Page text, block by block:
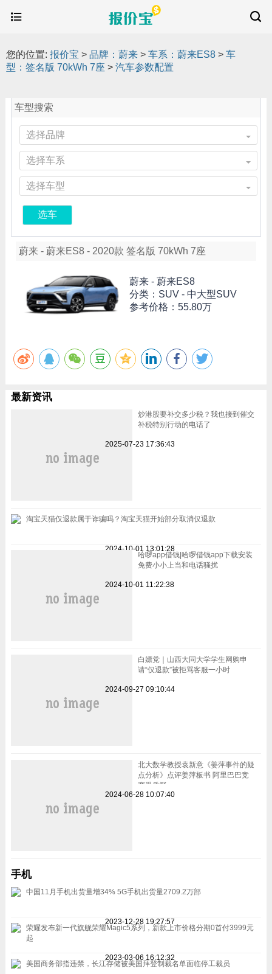
您的位置: 报价宝 > 品牌：蔚来 > 车系：蔚来ES8 > 车
型：签名版 70kWh 7座 > 汽车参数配置
车型搜索
选择品牌
选择车系
选择车型
选车
蔚来 - 蔚来ES8 - 2020款 签名版 70kWh 7座
蔚来 - 蔚来ES8
分类：SUV - 中大型SUV
参考价格： 55.80万
最新资讯
炒港股要补交多少税？我也接到催交
补税特别行动的电话了
2025-07-23 17:36:43
淘宝天猫仅退款属于诈骗吗？淘宝天猫开始部分取消仅退款
2024-10-01 13:01:28
哈啰app借钱|哈啰借钱app下载安装
免费小小上当和电话骚扰
2024-10-01 11:22:38
白嫖党｜山西大同大学学生网购申
请“仅退款”被拒骂客服一小时
2024-09-27 09:10:44
北大数学教授袁新意《姜萍事件的疑
点分析》点评姜萍板书 阿里巴巴竞
赛受质疑
2024-06-28 10:07:40
手机
中国11月手机出货量增34% 5G手机出货量2709.2万部
2023-12-28 19:27:57
荣耀发布新一代旗舰荣耀Magic5系列，新款上市价格分期0首付3999元
起
2023-03-06 16:12:32
美国商务部指违禁，长江存储被美国拜登制裁名单面临停工裁员